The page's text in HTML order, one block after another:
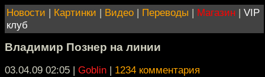
Новости | Картинки | Видео | Переводы | Магазин | VIP
клуб
Владимир Познер на линии
03.04.09 02:05 | Goblin | 1234 комментария